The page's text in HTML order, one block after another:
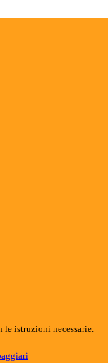
istruzioni necessarie.